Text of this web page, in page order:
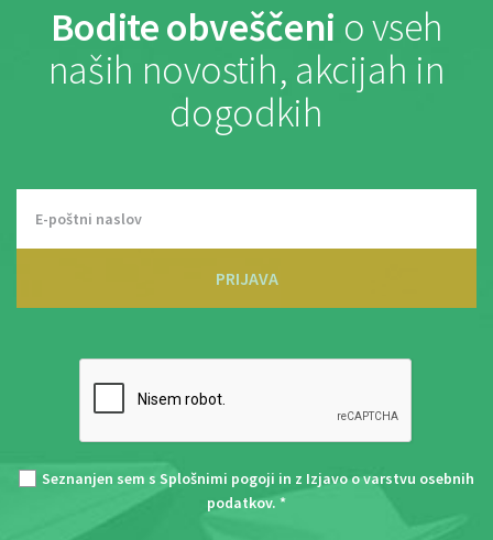
Bodite obveščeni o vseh
naših novostih, akcijah in
dogodkih
PRIJAVA
Seznanjen sem s Splošnimi pogoji in z Izjavo o varstvu osebnih
podatkov. *